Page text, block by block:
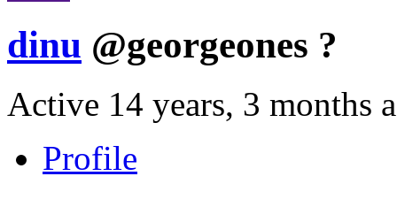
dinu @georgeones ?
Active 14 years, 3 months
Profile